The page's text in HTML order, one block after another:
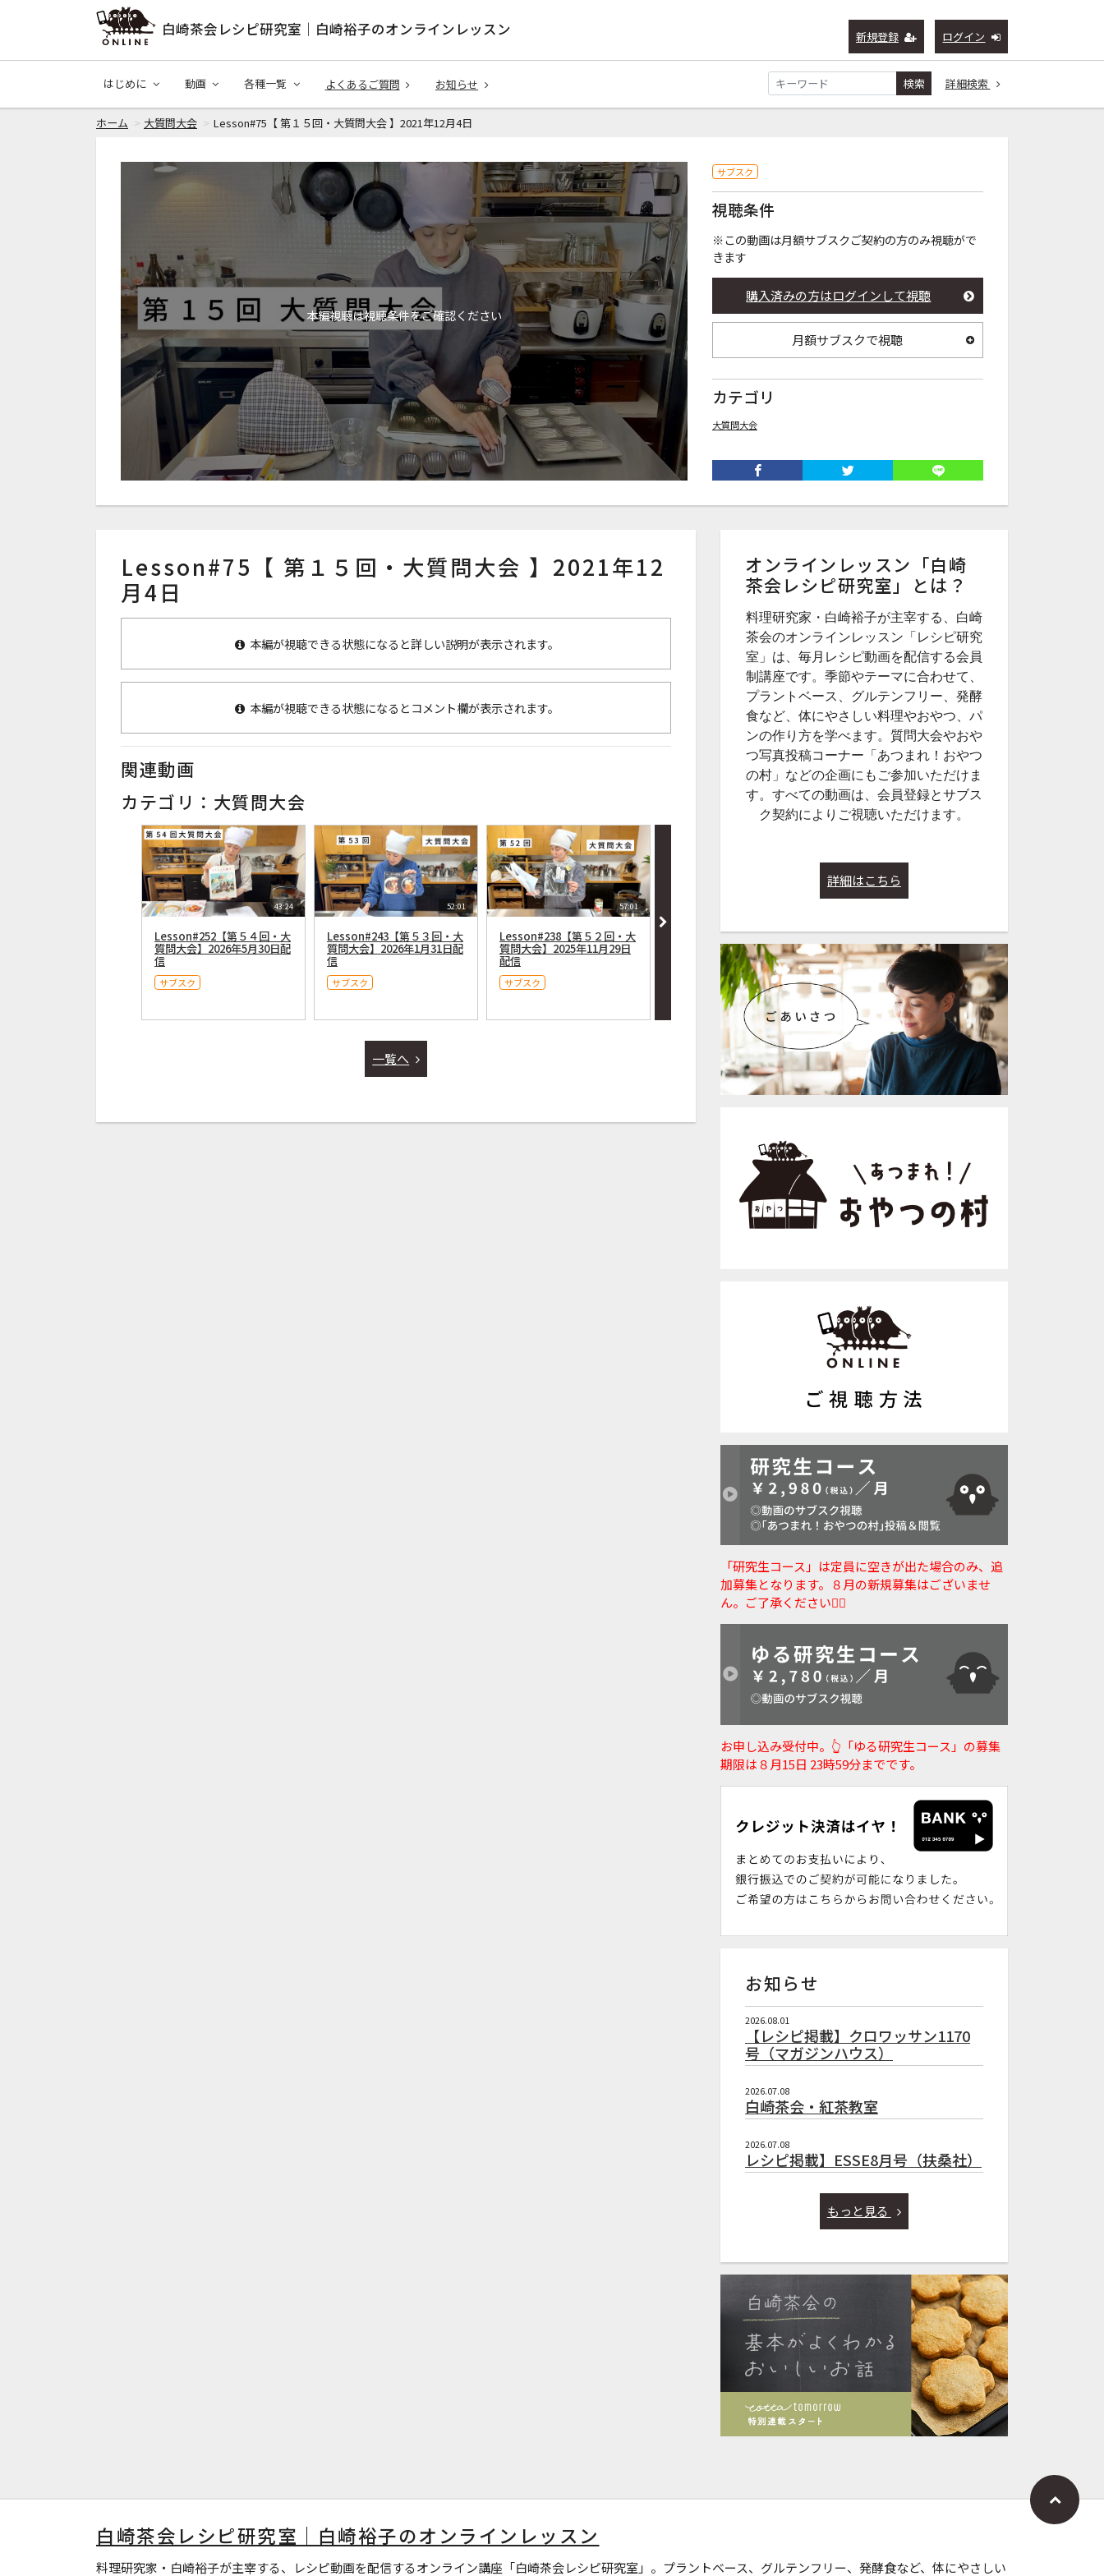
白崎茶会レシピ研究室｜白崎裕子のオンラインレッスン 新規登録 ログイン
はじめに 動画 各種一覧 よくあるご質問 お知らせ 検索 詳細検索
ホーム 大質問大会 Lesson#75【 第１５回・大質問大会 】2021年12月4日
本編視聴は視聴条件をご確認ください
サブスク
視聴条件
※この動画は月額サブスクご契約の方のみ視聴がで
きます
購入済みの方はログインして視聴
月額サブスクで視聴
カテゴリ
大質問大会
Lesson#75【 第１５回・大質問大会 】2021年12
月4日
本編が視聴できる状態になると詳しい説明が表示されます。
本編が視聴できる状態になるとコメント欄が表示されます。
関連動画
カテゴリ：大質問大会
43:24
Lesson#252【第５４回・大
質問大会】2026年5月30日配
信
サブスク
52:01
Lesson#243【第５３回・大
質問大会】2026年1月31日配
信
サブスク
57:01
Lesson#238【第５２回・大
質問大会】2025年11月29日
配信
サブスク
Lesson#231【第５１回・大
質問大会＆９月からの教室
説明】８月３０日（土）２
１時〜配信
Lesson#224【第５０回・大
質問大会】2025年5月31日配
信
サブスク
一覧へ
オンラインレッスン「白崎
茶会レシピ研究室」とは？
料理研究家・白崎裕子が主宰する、白崎
茶会のオンラインレッスン「レシピ研究
室」は、毎月レシピ動画を配信する会員
制講座です。季節やテーマに合わせて、
プラントベース、グルテンフリー、発酵
食など、体にやさしい料理やおやつ、パ
ンの作り方を学べます。質問大会やおや
つ写真投稿コーナー「あつまれ！おやつ
の村」などの企画にもご参加いただけま
す。すべての動画は、会員登録とサブス
ク契約によりご視聴いただけます。
詳細はこちら
「研究生コース」は定員に空きが出た場合のみ、追
加募集となります。８月の新規募集はございませ
ん。ご了承ください🙇‍♀️
お申し込み受付中。👆️「ゆる研究生コース」の募集
期限は８月15日 23時59分までです。
お知らせ
2026.08.01
【レシピ掲載】クロワッサン1170
号（マガジンハウス）
2026.07.08
白崎茶会・紅茶教室
2026.07.08
レシピ掲載】ESSE8月号（扶桑社）
もっと見る
白崎茶会レシピ研究室｜白崎裕子のオンラインレッスン
料理研究家・白崎裕子が主宰する、レシピ動画を配信するオンライン講座「白崎茶会レシピ研究室」。プラントベース、グルテンフリー、発酵食など、体にやさしい